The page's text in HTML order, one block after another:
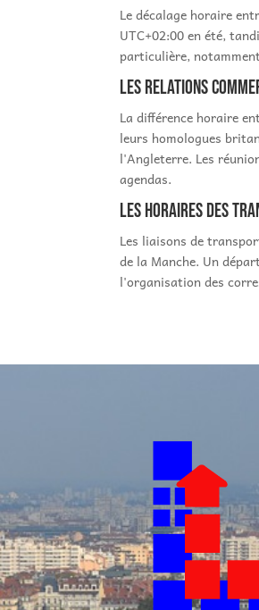
Le décalage horaire
UTC+02:00 en été,
particulière,
Les relations
La différence horaire
leurs homologues
l'Angleterre. Les
agendas.
Les horaires des
Les liaisons de
de la Manche. Un
l'organisation des